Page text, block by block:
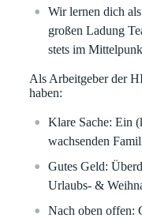
Wir lernen dich
großen Ladung
stets im
Als Arbeitgeber der
haben:
Klare Sache:Ein
wachsenden
Gutes Geld:
Urlaubs- &
Nach oben offen: